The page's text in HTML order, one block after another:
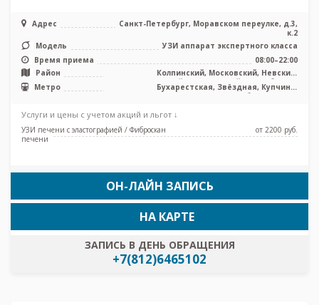
Адрес
Санкт-Петербург, Моравском переулке, д.3,
к.2
Модель
УЗИ аппарат экспертного класса
Время приема
08:00–22:00
Район
Колпинский, Московский, Невский,
Пушкинский, Фрунзенский, Лен. область
Метро
Бухарестская, Звёздная, Купчино,
Международная, Московская, Обухово, Парк
Услуги и цены с учетом акций и льгот ↓
УЗИ печени с эластографией / Фиброскан
печени
от 2200 pуб.
ОН-ЛАЙН ЗАПИСЬ
ЗАПИСЬ В ДЕНЬ ОБРАЩЕНИЯ
+7(812)6465102
НА КАРТЕ